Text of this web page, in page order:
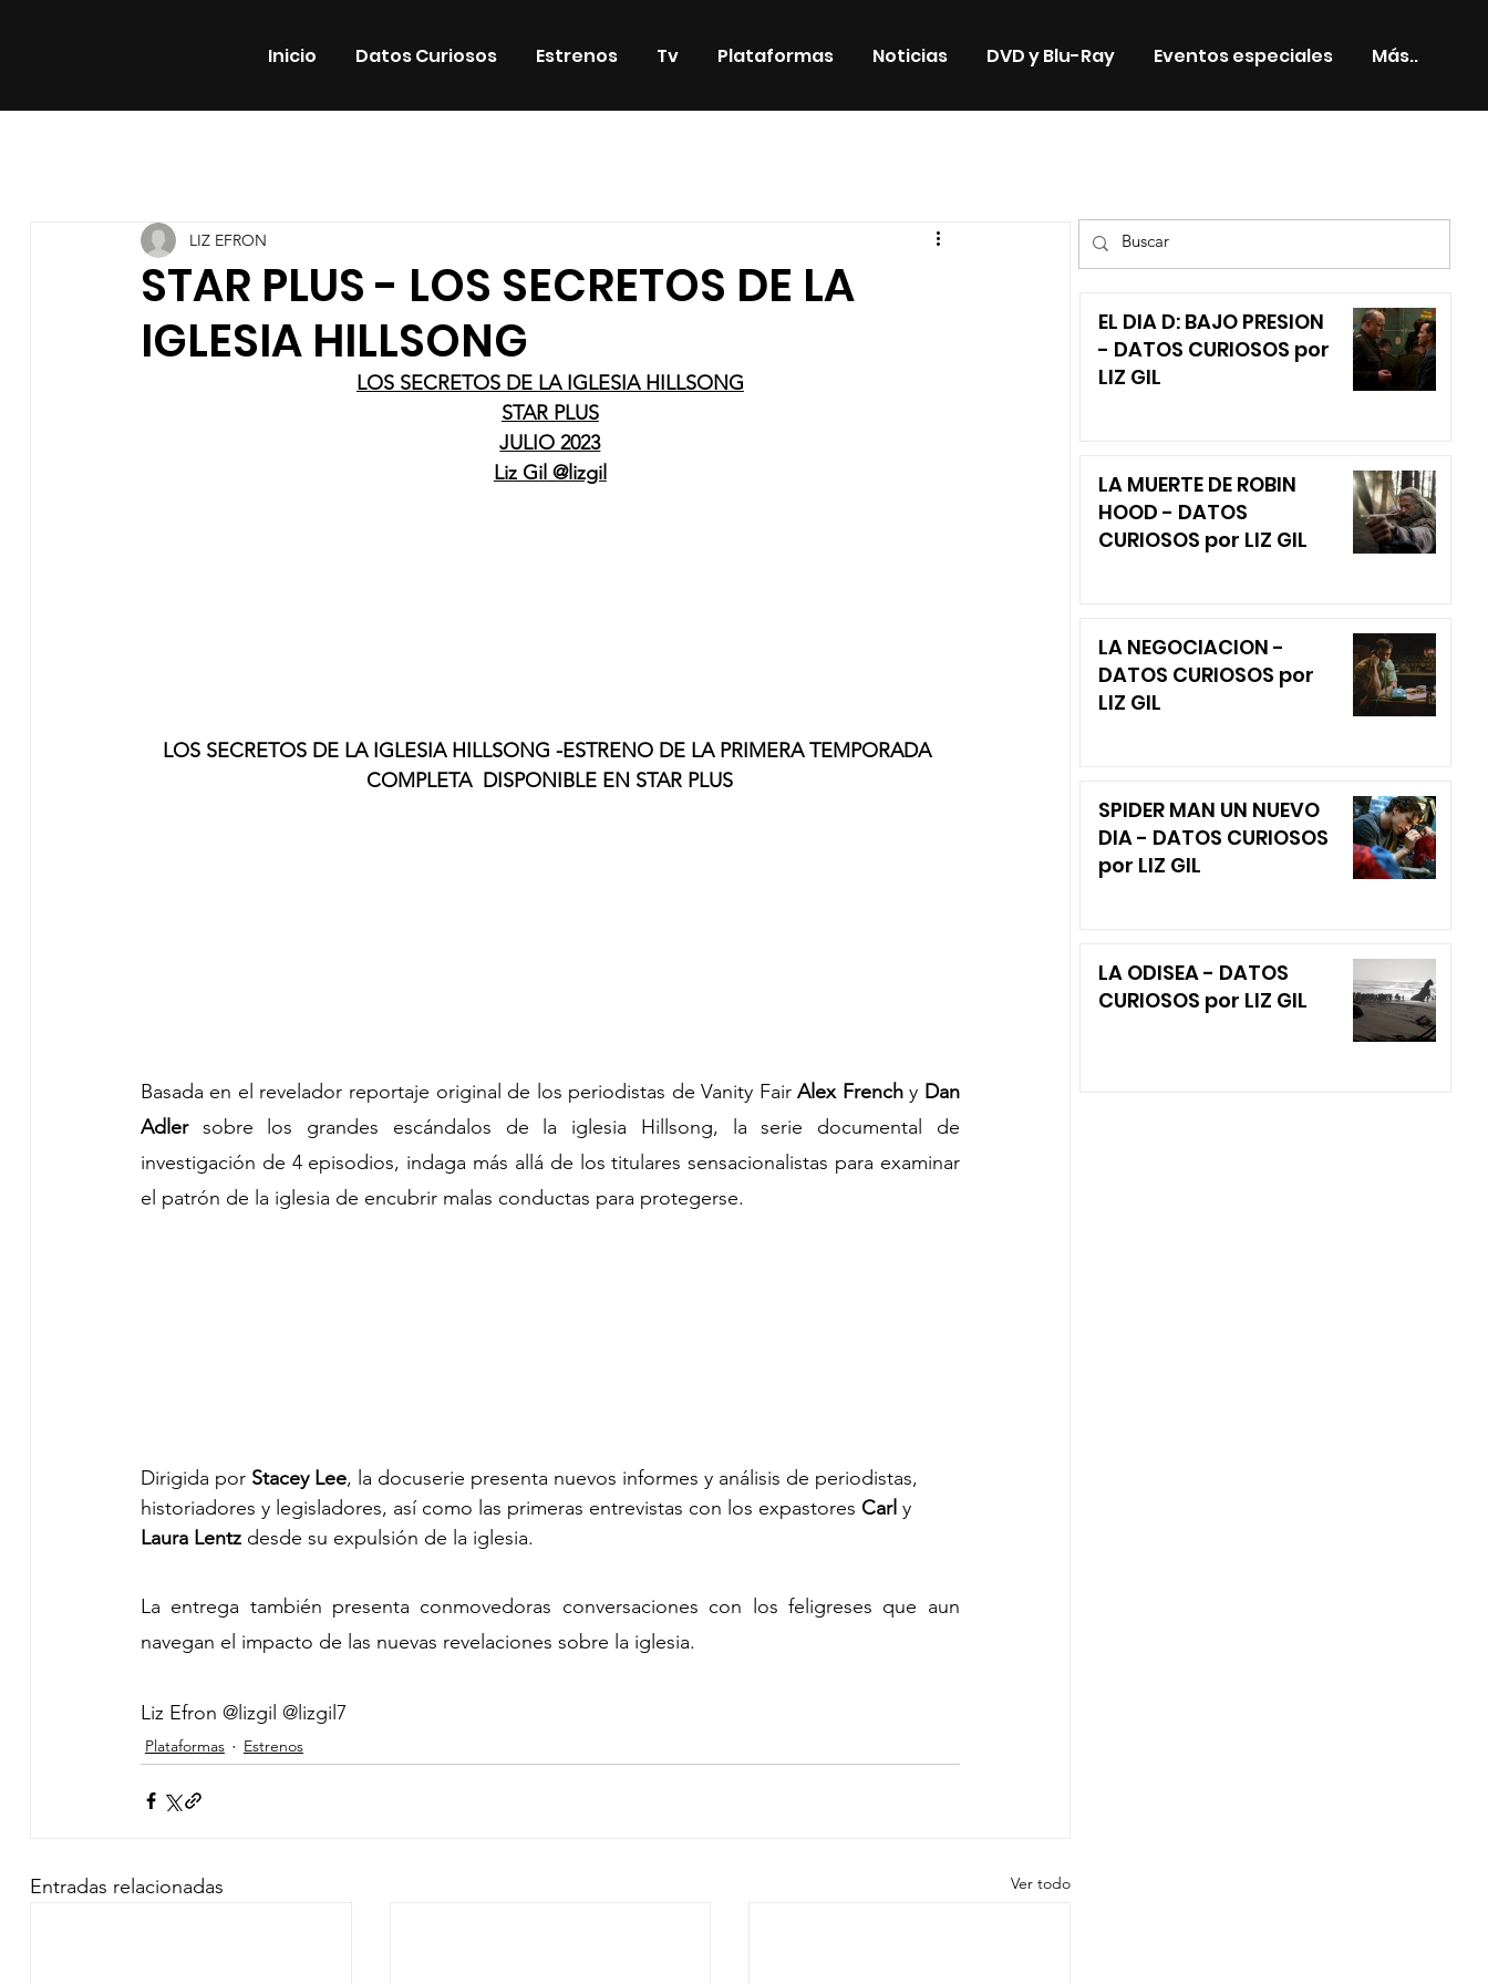
Inicio Datos Curiosos Estrenos Tv Plataformas Noticias DVD y Blu-Ray Eventos especiales Más..
Teatro Plataformas
STAR PLUS - LOS SECRETOS DE LA
IGLESIA HILLSONG
LIZ EFRON
LOS SECRETOS DE LA IGLESIA HILLSONG
STAR PLUS
JULIO 2023
Liz Gil @lizgil
LOS SECRETOS DE LA IGLESIA HILLSONG -ESTRENO DE LA PRIMERA TEMPORADA
COMPLETA  DISPONIBLE EN STAR PLUS
Basada en el revelador reportaje original de los periodistas de Vanity Fair Alex French y Dan
Adler sobre los grandes escándalos de la iglesia Hillsong, la serie documental de
investigación de 4 episodios, indaga más allá de los titulares sensacionalistas para examinar
el patrón de la iglesia de encubrir malas conductas para protegerse.
Dirigida por Stacey Lee, la docuserie presenta nuevos informes y análisis de periodistas,
historiadores y legisladores, así como las primeras entrevistas con los expastores Carl y
Laura Lentz desde su expulsión de la iglesia.
La entrega también presenta conmovedoras conversaciones con los feligreses que aun
navegan el impacto de las nuevas revelaciones sobre la iglesia.
Liz Efron @lizgil @lizgil7
Plataformas Estrenos
Entradas relacionadas Ver todo
EL DIA D: BAJO PRESION
- DATOS CURIOSOS por
LIZ GIL
LA MUERTE DE ROBIN
HOOD - DATOS
CURIOSOS por LIZ GIL
LA NEGOCIACION -
DATOS CURIOSOS por
LIZ GIL
SPIDER MAN UN NUEVO
DIA - DATOS CURIOSOS
por LIZ GIL
LA ODISEA - DATOS
CURIOSOS por LIZ GIL